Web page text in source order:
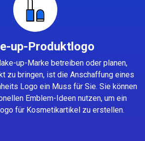
up-Produktlogo
up-Marke betreiben oder planen,
zu bringen, ist die Anschaffung eines
Logo ein Muss für Sie. Sie können
Emblem-Ideen nutzen, um ein
für Kosmetikartikel zu erstellen.